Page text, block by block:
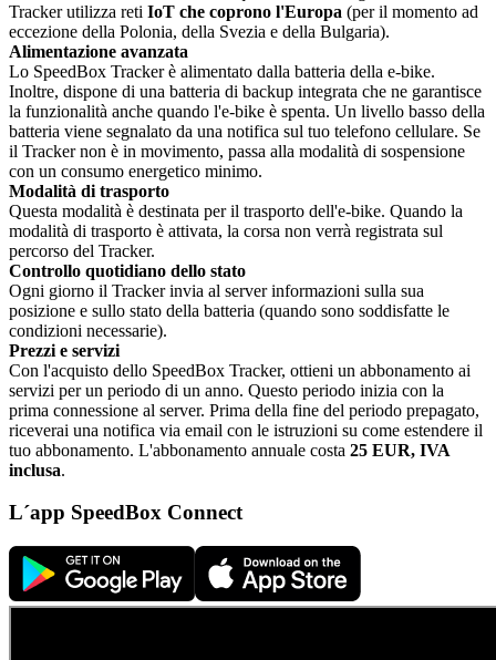
Tracker utilizza reti IoT che coprono l'Europa (per il momento ad
eccezione della Polonia, della Svezia e della Bulgaria).
Alimentazione avanzata
Lo SpeedBox Tracker è alimentato dalla batteria della e-bike.
Inoltre, dispone di una batteria di backup integrata che ne garantisce
la funzionalità anche quando l'e-bike è spenta. Un livello basso della
batteria viene segnalato da una notifica sul tuo telefono cellulare. Se
il Tracker non è in movimento, passa alla modalità di sospensione
con un consumo energetico minimo.
Modalità di trasporto
Questa modalità è destinata per il trasporto dell'e-bike. Quando la
modalità di trasporto è attivata, la corsa non verrà registrata sul
percorso del Tracker.
Controllo quotidiano dello stato
Ogni giorno il Tracker invia al server informazioni sulla sua
posizione e sullo stato della batteria (quando sono soddisfatte le
condizioni necessarie).
Prezzi e servizi
Con l'acquisto dello SpeedBox Tracker, ottieni un abbonamento ai
servizi per un periodo di un anno. Questo periodo inizia con la
prima connessione al server. Prima della fine del periodo prepagato,
riceverai una notifica via email con le istruzioni su come estendere il
tuo abbonamento. L'abbonamento annuale costa 25 EUR, IVA
inclusa.
L´app SpeedBox Connect